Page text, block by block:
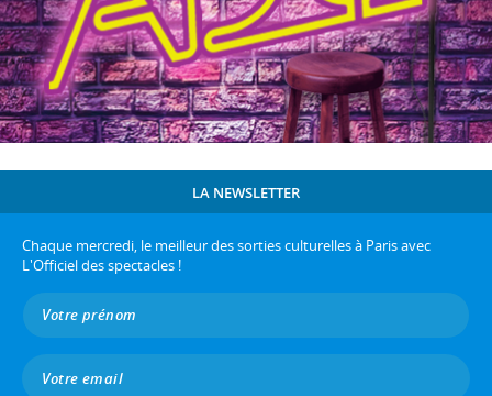
LA NEWSLETTER
Chaque mercredi, le meilleur des sorties culturelles à Paris avec
L'Officiel des spectacles !